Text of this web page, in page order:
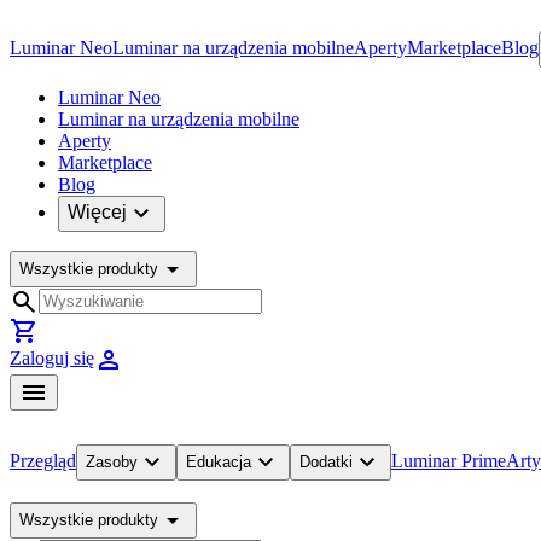
Luminar NeoLuminar na urządzenia mobilneApertyMarketplaceBlog
Luminar Neo
Luminar na urządzenia mobilne
Aperty
Marketplace
Blog
Więcej expand_more
Wszystkie produkty arrow_drop_down
search
shopping_cart
Zaloguj się person
menu
Przegląd Zasoby expand_more Edukacjaexpand_more Dodatki expand_more Luminar Prime
Wszystkie produkty arrow_drop_down